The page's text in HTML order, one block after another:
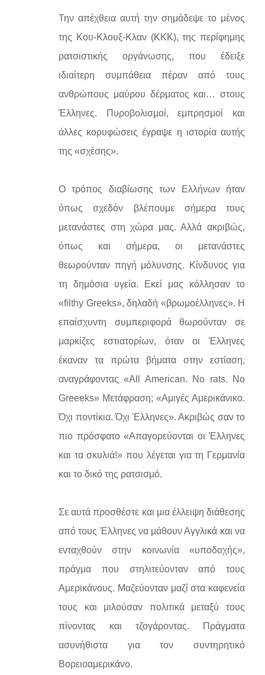
Την απέχθεια αυτή την σημάδεψε το μένος
της Κου-Κλουξ-Κλαν (ΚΚΚ), της περίφημης
ρατσιστικής οργάνωσης, που έδειξε
ιδιαίτερη συμπάθεια πέραν από τους
ανθρώπους μαύρου δέρματος και… στους
Έλληνες. Πυροβολισμοί, εμπρησμοί και
άλλες κορυφώσεις έγραψε η ιστορία αυτής
της «σχέσης».
Ο τρόπος διαβίωσης των Ελλήνων ήταν
όπως σχεδόν βλέπουμε σήμερα τους
μετανάστες στη χώρα μας. Αλλά ακριβώς,
όπως και σήμερα, οι μετανάστες
θεωρούνταν πηγή μόλυνσης. Κίνδυνος για
τη δημόσια υγεία. Εκεί μας κόλλησαν το
«filthy Greeks», δηλαδή «βρωμοέλληνες». Η
επαίσχυντη συμπεριφορά θωρούνταν σε
μαρκίζες εστιατορίων, όταν οι Έλληνες
έκαναν τα πρώτα βήματα στην εστίαση,
αναγράφοντας «All American. No rats. No
Greeeks» Μετάφραση; «Αμιγές Αμερικάνικο.
Όχι ποντίκια. Όχι Έλληνες». Ακριβώς σαν το
πιο πρόσφατο «Απαγορεύονται οι Έλληνες
και τα σκυλιά!» που λέγεται για τη Γερμανία
και το δικό της ρατσισμό.
Σε αυτά προσθέστε και μια έλλειψη διάθεσης
από τους Έλληνες να μάθουν Αγγλικά και να
ενταχθούν στην κοινωνία «υποδοχής»,
πράγμα που στηλιτεύονταν από τους
Αμερικάνους. Μαζεύονταν μαζί στα καφενεία
τους και μιλούσαν πολιτικά μεταξύ τους
πίνοντας και τζογάροντας. Πράγματα
ασυνήθιστα για τον συντηρητικό
Βορειοαμερικάνο.